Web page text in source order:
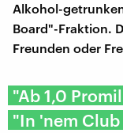
Alkohol-
Board"-Fraktion.
Freunden oder
"Ab 1,0
"In 'nem